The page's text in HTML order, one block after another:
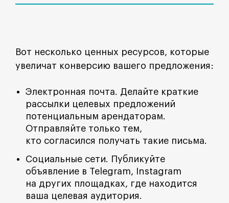
Вот несколько ценных ресурсов, которые
увеличат конверсию вашего предложения:
Электронная почта. Делайте краткие
рассылки целевых предложений
потенциальным арендаторам.
Отправляйте только тем,
кто согласился получать такие письма.
Социальные сети. Публикуйте
объявление в Telegram, Instagram
на других площадках, где находится
ваша целевая аудитория.